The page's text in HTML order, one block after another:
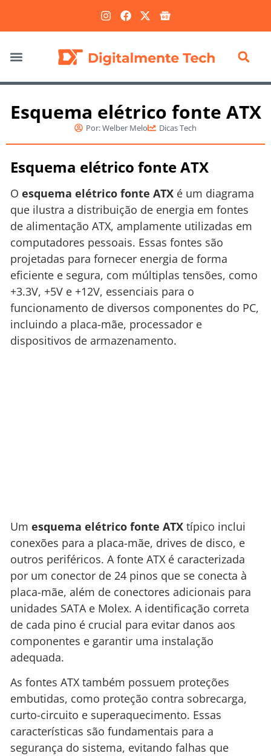
Esquema elétrico fonte ATX
Por:Welber Melo Dicas Tech
Esquema elétrico fonte ATX
O esquema elétrico fonte ATX é um diagrama
que ilustra a distribuição de energia em fontes
de alimentação ATX, amplamente utilizadas em
computadores pessoais. Essas fontes são
projetadas para fornecer energia de forma
eficiente e segura, com múltiplas tensões, como
+3.3V, +5V e +12V, essenciais para o
funcionamento de diversos componentes do PC,
incluindo a placa-mãe, processador e
dispositivos de armazenamento.
Um esquema elétrico fonte ATX típico inclui
conexões para a placa-mãe, drives de disco, e
outros periféricos. A fonte ATX é caracterizada
por um conector de 24 pinos que se conecta à
placa-mãe, além de conectores adicionais para
unidades SATA e Molex. A identificação correta
de cada pino é crucial para evitar danos aos
componentes e garantir uma instalação
adequada.
As fontes ATX também possuem proteções
embutidas, como proteção contra sobrecarga,
curto-circuito e superaquecimento. Essas
características são fundamentais para a
segurança do sistema, evitando falhas que